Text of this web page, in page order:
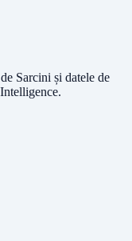
Sarcini și datele de